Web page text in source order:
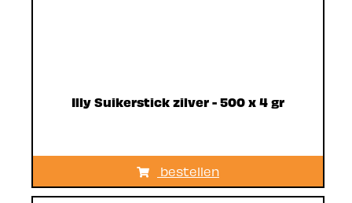
Illy Suikerstick zilver - 500 x 4 gr
bestellen